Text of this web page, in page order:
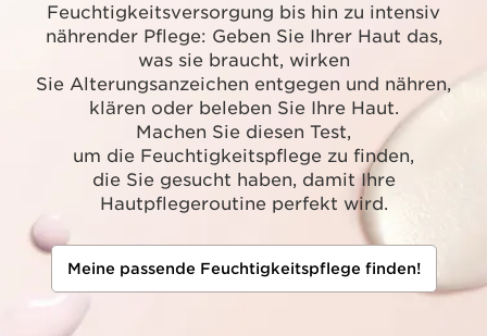
Feuchtigkeitsversorgung bis hin zu intensiv
nährender Pflege: Geben Sie Ihrer Haut das,
was sie braucht, wirken
Sie Alterungsanzeichen entgegen und nähren,
klären oder beleben Sie Ihre Haut.
Machen Sie diesen Test,
um die Feuchtigkeitspflege zu finden,
die Sie gesucht haben, damit Ihre
Hautpflegeroutine perfekt wird.
Meine passende Feuchtigkeitspflege finden!